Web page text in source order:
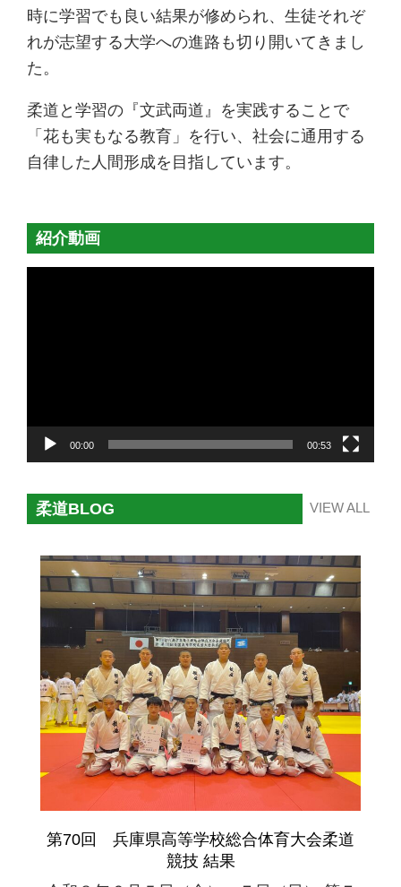
時に学習でも良い結果が修められ、生徒それぞ
れが志望する大学への進路も切り開いてきまし
た。
柔道と学習の『文武両道』を実践することで
「花も実もなる教育」を行い、社会に通用する
自律した人間形成を目指しています。
紹介動画
00:00 00:53
柔道BLOG VIEW ALL
第70回 兵庫県高等学校総合体育大会柔道
競技 結果